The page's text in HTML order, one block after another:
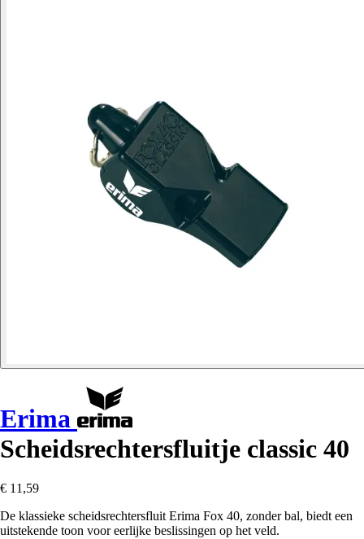
Erima
Scheidsrechtersfluitje classic 40
€ 11,59
De klassieke scheidsrechtersfluit Erima Fox 40, zonder bal, biedt een
uitstekende toon voor eerlijke beslissingen op het veld.